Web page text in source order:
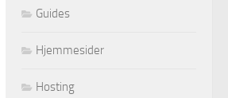
Guides
Hjemmesider
Hosting